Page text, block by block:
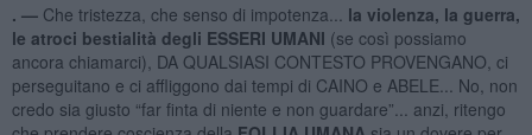
. — Che tristezza, che senso di impotenza... la violenza, la guerra,
le atroci bestialità degli ESSERI UMANI (se così possiamo
ancora chiamarci), DA QUALSIASI CONTESTO PROVENGANO, ci
perseguitano e ci affliggono dai tempi di CAINO e ABELE... No, non
credo sia giusto “far finta di niente e non guardare”... anzi, ritengo